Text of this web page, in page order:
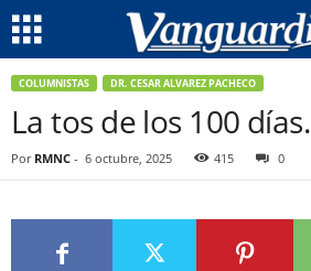
COLUMNISTAS DR. CESAR ALVAREZ PACHECO
La tos de los 100 días.
Por RMNC - 6 octubre, 2025 415 0